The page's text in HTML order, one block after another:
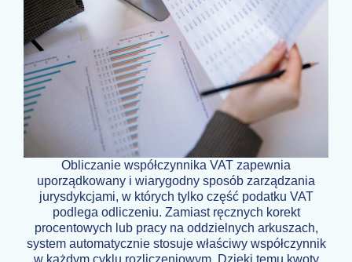
Obliczanie współczynnika VAT zapewnia
uporządkowany i wiarygodny sposób zarządzania
jurysdykcjami, w których tylko część podatku VAT
podlega odliczeniu. Zamiast ręcznych korekt
procentowych lub pracy na oddzielnych arkuszach,
system automatycznie stosuje właściwy współczynnik
w każdym cyklu rozliczeniowym. Dzięki temu kwoty